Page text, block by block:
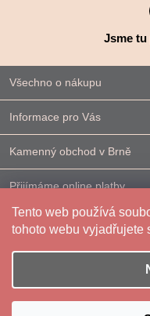
Tento web používá
tohoto webu vyjadřujete
Jsme
Všechno o nákupu
Informace pro Vás
Kamenný obchod v Brně
Přijímáme online platby
Kontakt
Vytvořil